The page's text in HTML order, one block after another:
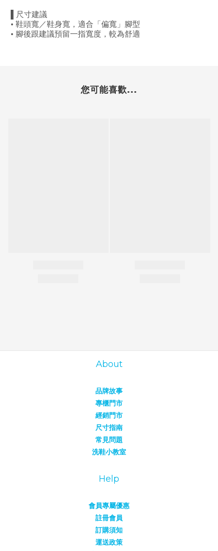
尺寸建議
• 鞋頭寬／鞋身寬，適合「偏寬」腳型
• 腳後跟建議預留一指寬度，較為舒適
您可能喜歡...
About
品牌故事
專櫃門市
經銷門市
尺寸指南
常見問題
洗鞋小教室
Help
會員專屬優惠
註冊會員
訂購須知
運送政策